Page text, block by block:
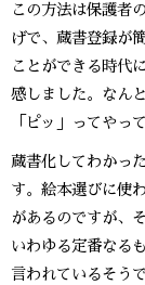
この方法は保護者
げで、蔵書登録が
ことができる時代
感しました。なん
「ピッ」ってやっ
蔵書化してわかっ
す。絵本選びに使
があるのですが、
いわゆる定番なる
言われているそう